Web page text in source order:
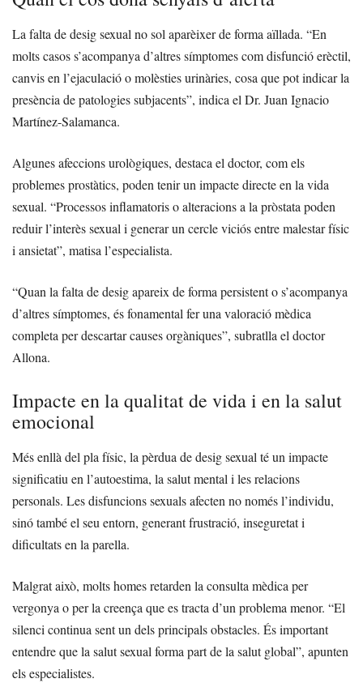
La falta de desig sexual no sol aparèixer de forma aïllada. “En
molts casos s’acompanya d’altres símptomes com disfunció erèctil,
canvis en l’ejaculació o molèsties urinàries, cosa que pot indicar la
presència de patologies subjacents”, indica el Dr. Juan Ignacio
Martínez-Salamanca.
Algunes afeccions urològiques, destaca el doctor, com els
problemes prostàtics, poden tenir un impacte directe en la vida
sexual. “Processos inflamatoris o alteracions a la pròstata poden
reduir l’interès sexual i generar un cercle viciós entre malestar físic
i ansietat”, matisa l’especialista.
“Quan la falta de desig apareix de forma persistent o s’acompanya
d’altres símptomes, és fonamental fer una valoració mèdica
completa per descartar causes orgàniques”, subratlla el doctor
Allona.
Impacte en la qualitat de vida i en la salut
emocional
Més enllà del pla físic, la pèrdua de desig sexual té un impacte
significatiu en l’autoestima, la salut mental i les relacions
personals. Les disfuncions sexuals afecten no només l’individu,
sinó també el seu entorn, generant frustració, inseguretat i
dificultats en la parella.
Malgrat això, molts homes retarden la consulta mèdica per
vergonya o per la creença que es tracta d’un problema menor. “El
silenci continua sent un dels principals obstacles. És important
entendre que la salut sexual forma part de la salut global”, apunten
els especialistes.